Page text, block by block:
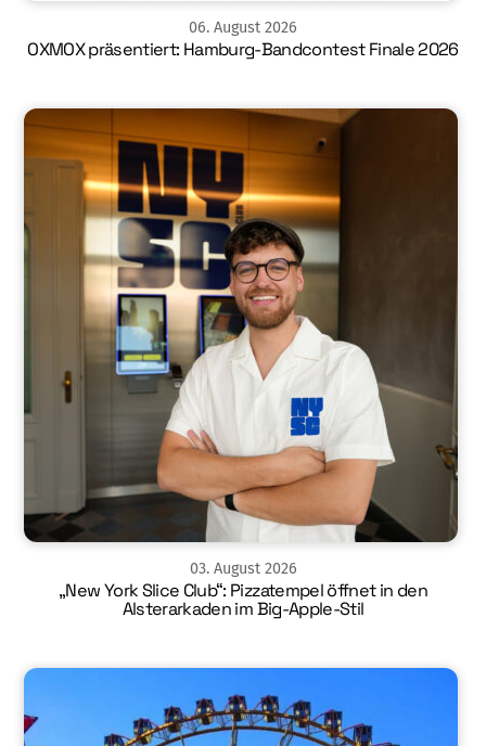
06. August 2026
OXMOX präsentiert: Hamburg-Bandcontest Finale 2026
03. August 2026
„New York Slice Club“: Pizzatempel öffnet in den
Alsterarkaden im Big-Apple-Stil